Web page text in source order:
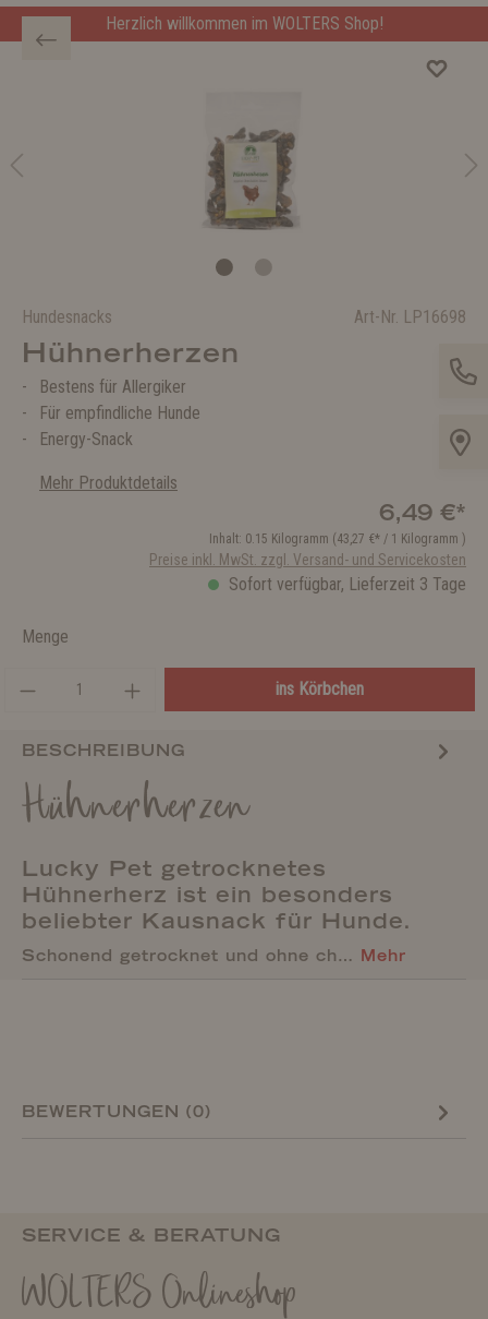
Herzlich willkommen im WOLTERS Shop!
Hundesnacks Art-Nr. LP16698
Hühnerherzen
Bestens für Allergiker
Für empfindliche Hunde
Energy-Snack
Mehr Produktdetails
6,49 €*
Inhalt: 0.15 Kilogramm (43,27 €* / 1 Kilogramm )
Preise inkl. MwSt. zzgl. Versand- und Servicekosten
Sofort verfügbar, Lieferzeit 3 Tage
Menge
ins Körbchen
BESCHREIBUNG
Hühnerherzen
Lucky Pet getrocknetes
Hühnerherz ist ein besonders
beliebter Kausnack für Hunde.
Schonend getrocknet und ohne ch… Mehr
BEWERTUNGEN (0)
SERVICE & BERATUNG
WOLTERS Onlineshop